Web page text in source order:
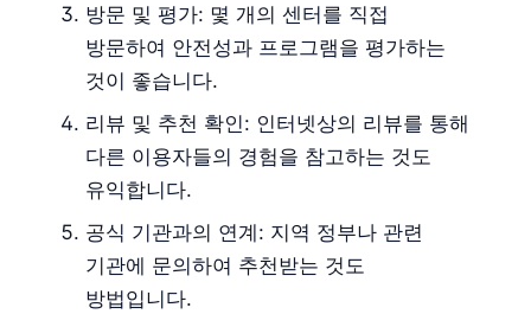
방문 및 평가: 몇 개의 센터를 직접
방문하여 안전성과 프로그램을 평가하는
것이 좋습니다.
리뷰 및 추천 확인: 인터넷상의 리뷰를 통해
다른 이용자들의 경험을 참고하는 것도
유익합니다.
공식 기관과의 연계: 지역 정부나 관련
기관에 문의하여 추천받는 것도
방법입니다.